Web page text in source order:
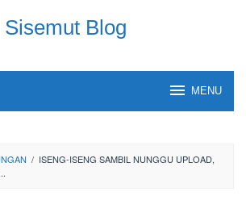
Sisemut Blog
MENU
/ ISENG-ISENG SAMBIL NUNGGU UPLOAD,